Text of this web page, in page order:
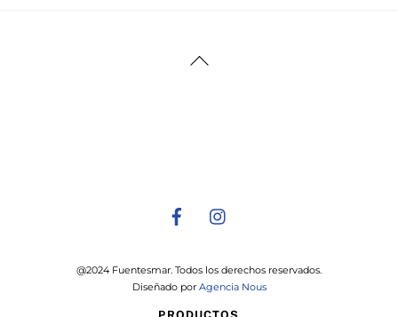
Back
@2024 Fuentesmar. Todos los derechos reservados.
Diseñado por Agencia Nous